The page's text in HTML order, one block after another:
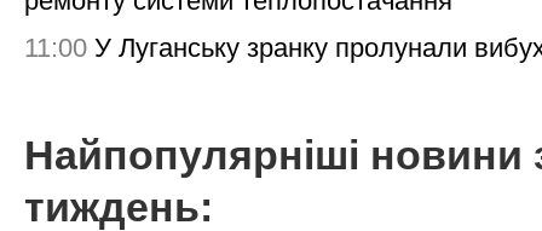
11:00 У Луганську зранку пролунали
Найпопулярніші новини
тиждень: